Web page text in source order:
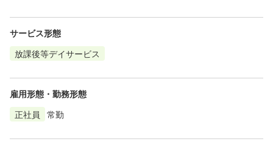
サービス形態
放課後等デイサービス
雇用形態・勤務形態
正社員
常勤